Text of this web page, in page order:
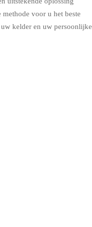
voor u het beste
kelder en uw persoonlijke